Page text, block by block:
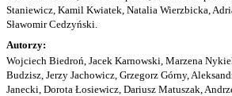
Staniewicz, Kamil Kwiatek, Natalia Wierzbicka,
Sławomir Cedzyński.
Autorzy:
Wojciech Biedroń, Jacek Karnowski, Marzena
Budzisz, Jerzy Jachowicz, Grzegorz Górny,
Janecki, Dorota Łosiewicz, Dariusz Matuszak,